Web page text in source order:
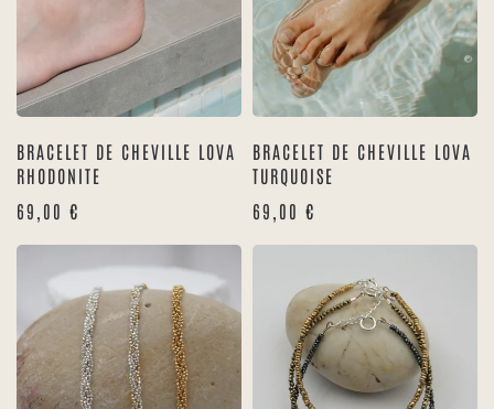
BRACELET DE CHEVILLE LOVA
RHODONITE
69,00 €
BRACELET DE CHEVILLE LOVA
TURQUOISE
69,00 €